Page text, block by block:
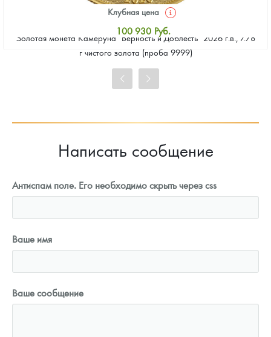
Золотая монета Камеруна "Верность и Доблесть" 2026 г.в., 7.78
г чистого золота (проба 9999)
Клубная цена
100 930 Руб.
Стандартная цена
Цена выкупа
Написать сообщение
Антиспам поле. Его необходимо скрыть через css
Ваше имя
Ваше сообщение